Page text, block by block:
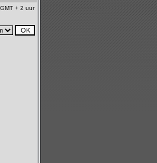
+ 2 uur